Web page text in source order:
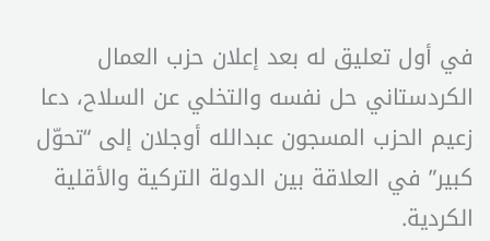
في أول تعليق له بعد إعلان حزب العمال
الكردستاني حل نفسه والتخلي عن السلاح، دعا
زعيم الحزب المسجون عبدالله أوجلان إلى “تحوّل
كبير” في العلاقة بين الدولة التركية والأقلية
الكردية.